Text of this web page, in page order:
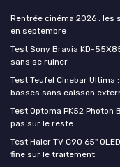
Rentrée cinéma 2026 :
en septembre
Test Sony Bravia KD-
sans se ruiner
Test Teufel Cinebar Ultima
basses sans caisson
Test Optoma PK52 Photon
pas sur le reste
Test Haier TV C90 65"
fine sur le traitement